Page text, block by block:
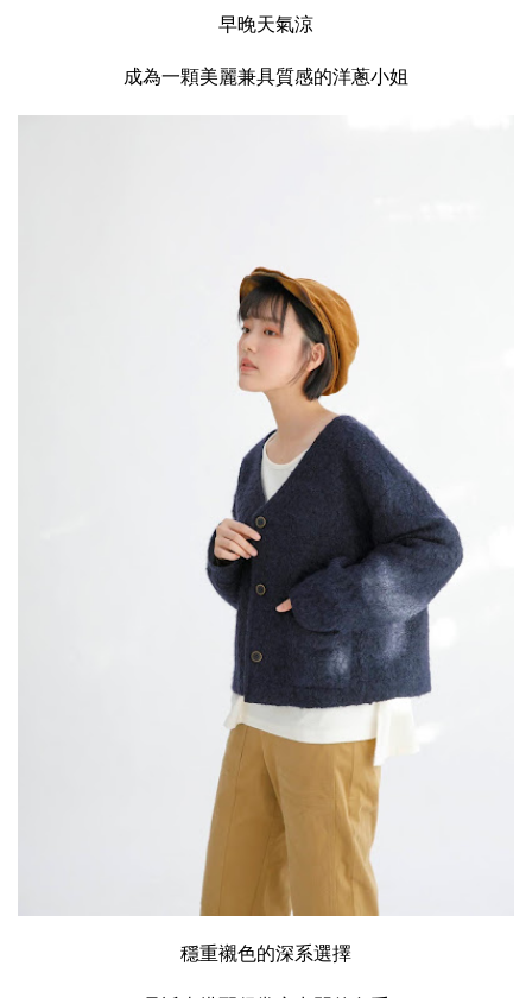
早晚天氣涼
成為一顆美麗兼具質感的洋蔥小姐
穩重襯色的深系選擇